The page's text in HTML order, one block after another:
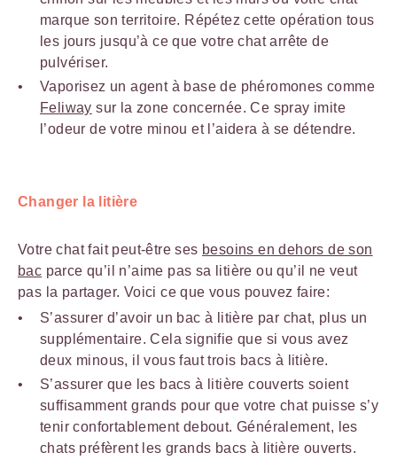
marque son territoire. Répétez cette opération tous
les jours jusqu’à ce que votre chat arrête de
pulvériser.
Vaporisez un agent à base de phéromones comme
Feliway sur la zone concernée. Ce spray imite
l’odeur de votre minou et l’aidera à se détendre.
Changer la litière
Votre chat fait peut-être ses besoins en dehors de son
bac parce qu’il n’aime pas sa litière ou qu’il ne veut
pas la partager. Voici ce que vous pouvez faire:
S’assurer d’avoir un bac à litière par chat, plus un
supplémentaire. Cela signifie que si vous avez
deux minous, il vous faut trois bacs à litière.
S’assurer que les bacs à litière couverts soient
suffisamment grands pour que votre chat puisse s’y
tenir confortablement debout. Généralement, les
chats préfèrent les grands bacs à litière ouverts.